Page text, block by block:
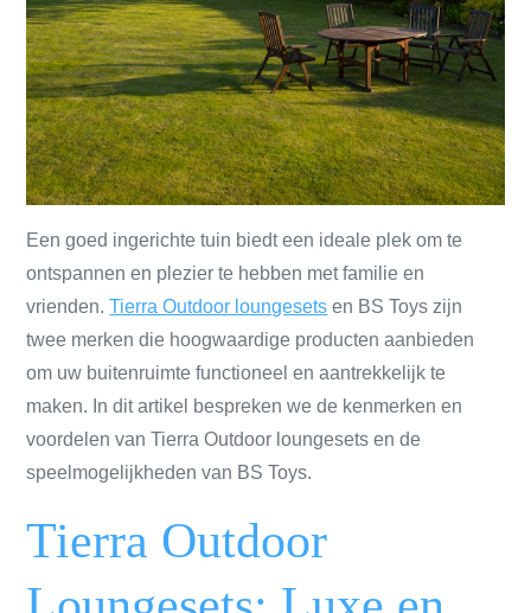
Een goed ingerichte tuin biedt een ideale plek om te
ontspannen en plezier te hebben met familie en
vrienden.Tierra Outdoor loungesets en BS Toys zijn
twee merken die hoogwaardige producten aanbieden
om uw buitenruimte functioneel en aantrekkelijk te
maken. In dit artikel bespreken we de kenmerken en
voordelen van Tierra Outdoor loungesets en de
speelmogelijkheden van BS Toys.
Tierra Outdoor